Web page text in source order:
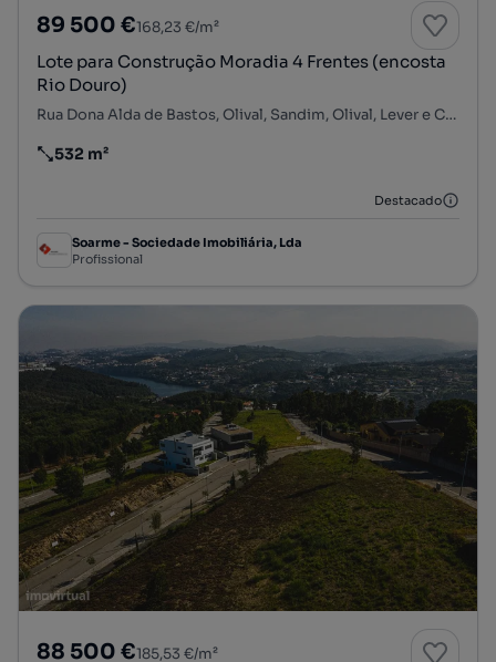
89 500 €168,23 €/m²
Lote para Construção Moradia 4 Frentes (encosta
Rio Douro)
Rua Dona Alda de Bastos, Olival, Sandim, Olival, Lever e Crestuma, Vila Nova de Gaia, Porto
Preço por metro quadrado
532 m²
Destacado
Soarme - Sociedade Imobiliária, Lda
Profissional
88 500 €185,53 €/m²